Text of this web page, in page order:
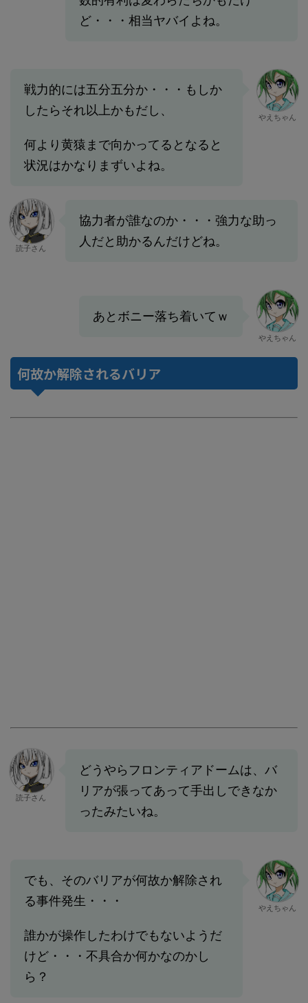
ど・・・相当ヤバイよね。
戦力的には五分五分か・・・もしか
したらそれ以上かもだし、
何より黄猿まで向かってるとなると
状況はかなりまずいよね。
やえちゃん
読子さん
協力者が誰なのか・・・強力な助っ
人だと助かるんだけどね。
あとボニー落ち着いてｗ
やえちゃん
何故か解除されるバリア
読子さん
どうやらフロンティアドームは、バ
リアが張ってあって手出しできなか
ったみたいね。
でも、そのバリアが何故か解除され
る事件発生・・・
誰かが操作したわけでもないようだ
けど・・・不具合か何かなのかし
ら？
やえちゃん